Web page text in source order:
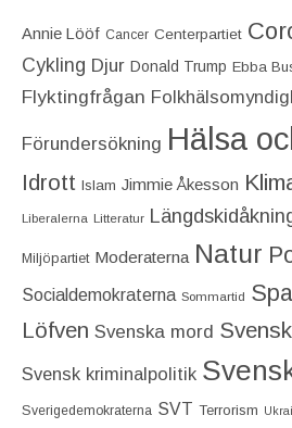
Annie Lööf Cancer Centerpartiet‎
Cykling Djur Donald Trump Ebba
Flyktingfrågan
Förundersökning Hälsa
Idrott Islam Jimmie Åkesson
Liberalerna Litteratur
Miljöpartiet Moderaterna Natur
Socialdemokraterna Sommartid
Löfven Svenska mord
Svensk kriminalpolitik
Sverigedemokraterna SVT Terrorism